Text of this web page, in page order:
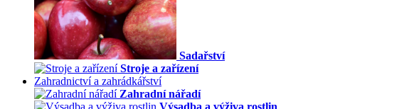
Sadařství
Stroje a zařízení
Zahradnictví a zahrádkářství
Zahradní nářadí
Výsadba a výživa rostlin